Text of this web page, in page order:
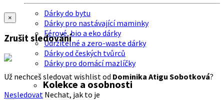
Dárky do bytu
Dárky pro nastávající maminky
Férové, bio a eko dárky
Udržitelné a zero-waste dárky
Dárky od českých tvůrců
Dárky pro domácí mazlíčky
Kolekce a osobnosti
×
Zrušit sledování
Už nechceš sledovat wishlist od Dominika Atigu Sobotková?
Nesledovat Nechat, jak to je